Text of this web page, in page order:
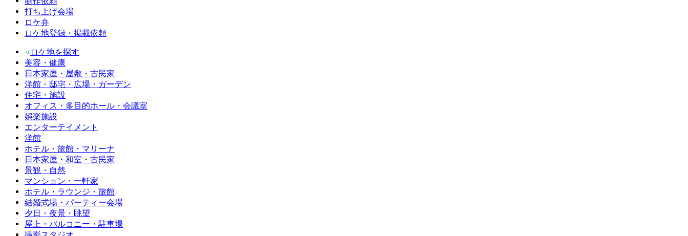
打ち上げ会場
ロケ弁
ロケ地登録・掲載依頼
ロケ地を探す
美容・健康
日本家屋・屋敷・古民家
洋館・邸宅・広場・ガーデン
住宅・施設
オフィス・多目的ホール・会議室
娯楽施設
エンターテイメント
洋館
ホテル・旅館・マリーナ
日本家屋・和室・古民家
景観・自然
マンション・一軒家
ホテル・ラウンジ・旅館
結婚式場・パーティー会場
夕日・夜景・眺望
屋上・バルコニー・駐車場